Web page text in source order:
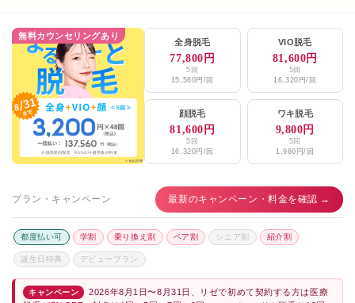
無料カウンセリングあり
全身脱毛
77,800円
5回
15,560円/回
VIO脱毛
81,600円
5回
16,320円/回
顔脱毛
81,600円
5回
16,320円/回
ワキ脱毛
9,800円
5回
1,960円/回
プラン・キャンペーン 最新のキャンペーン・料金を確認 →
都度払い可 学割 乗り換え割 ペア割 シニア割 紹介割
誕生日特典 デビュープラン
キャンペーン
2026年8月1日〜8月31日、リゼで初めて契約する方は医療